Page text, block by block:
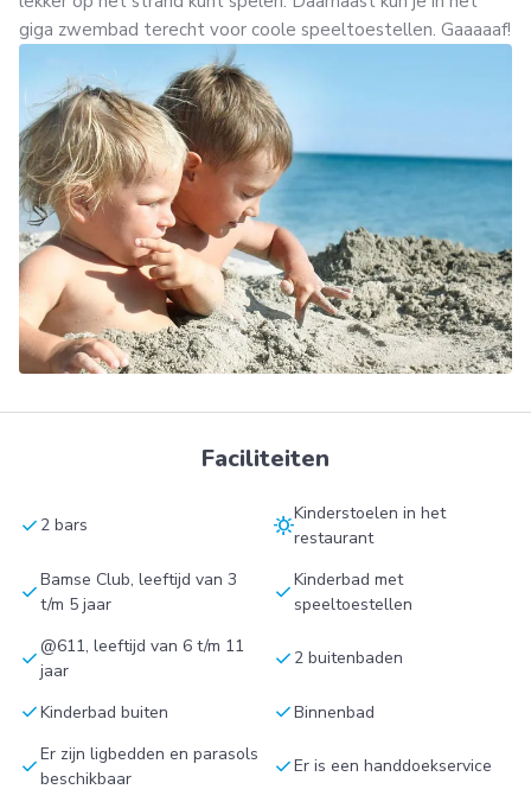
giga zwembad terecht voor coole speeltoestellen. Gaaaaaf!
Faciliteiten
check 2 bars sunnyKinderstoelen in het
restaurant
checkBamse Club, leeftijd van 3
t/m 5 jaar
checkKinderbad met
speeltoestellen
check@611, leeftijd van 6 t/m 11
jaar
check 2 buitenbaden
checkKinderbad buiten checkBinnenbad
checkEr zijn ligbedden en parasols
beschikbaar
checkEr is een handdoekservice